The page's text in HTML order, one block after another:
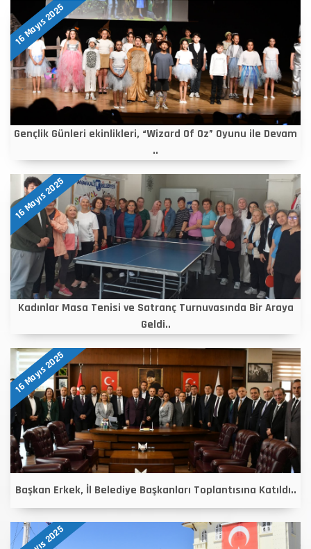
16 Mayıs 2025
Gençlik Günleri ekinlikleri, “Wizard Of Oz” Oyunu ile Devam
..
16 Mayıs 2025
Kadınlar Masa Tenisi ve Satranç Turnuvasında Bir Araya
Geldi..
16 Mayıs 2025
Başkan Erkek, İl Belediye Başkanları Toplantısına Katıldı..